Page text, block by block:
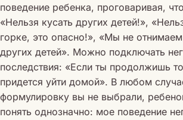
поведение ребенка, проговаривая,
«Нельзя кусать других детей!»,
горке, это опасно!», «Мы не
других детей». Можно подключать
последствия: «Если ты продолжишь
придется уйти домой». В любом
формулировку вы не выбрали,
понять однозначно: мое поведение